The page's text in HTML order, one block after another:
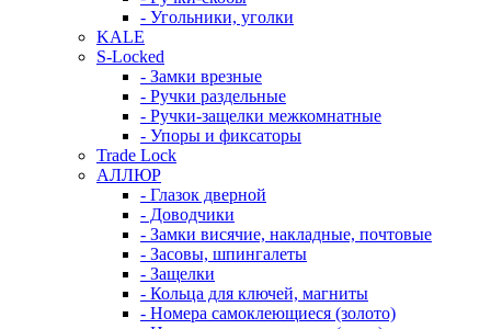
- Угольники, уголки
KALE
S-Locked
- Замки врезные
- Ручки раздельные
- Ручки-защелки межкомнатные
- Упоры и фиксаторы
Trade Lock
АЛЛЮР
- Глазок дверной
- Доводчики
- Замки висячие, накладные, почтовые
- Засовы, шпингалеты
- Защелки
- Кольца для ключей, магниты
- Номера самоклеющиеся (золото)